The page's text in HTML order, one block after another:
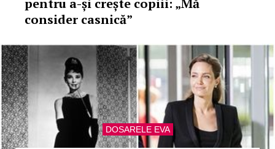
pentru a-și crește copiii: „Mă
consider casnică”
DOSARELE EVA